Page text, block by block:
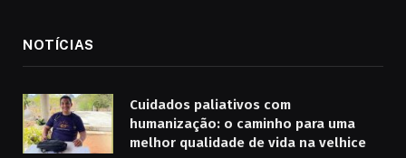
NOTÍCIAS
Cuidados paliativos com
humanização: o caminho para uma
melhor qualidade de vida na velhice